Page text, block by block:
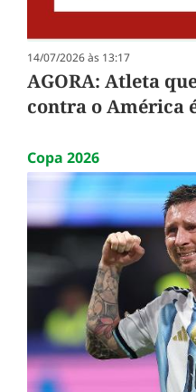
14/07/2026 às 13:17
AGORA: Atleta
contra o América
Copa 2026